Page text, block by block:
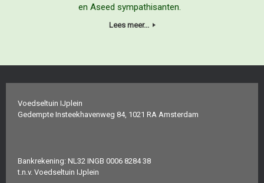
en Aseed sympathisanten.
Lees meer...
Voedseltuin IJplein
Gedempte Insteekhavenweg 84, 1021 RA Amsterdam
Bankrekening: NL32 INGB 0006 8284 38
t.n.v. Voedseltuin IJplein